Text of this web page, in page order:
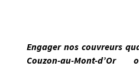
Engager nos couvreurs
Couzon-au-Mont-d’Or